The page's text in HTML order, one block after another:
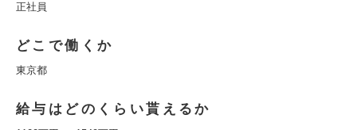
正社員
どこで働くか
東京都
給与はどのくらい貰えるか